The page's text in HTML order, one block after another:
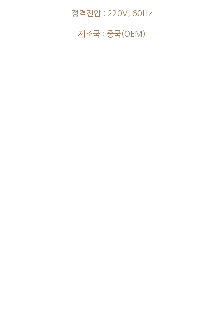
정격전압 : 220V, 60Hz
제조국 : 중국(OEM)